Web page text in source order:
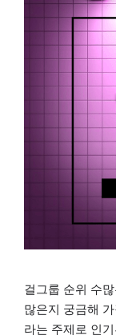
걸그룹 순위 수
많은지 궁금해
라는 주제로 인